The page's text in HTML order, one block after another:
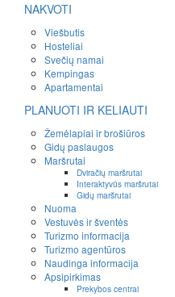
NAKVOTI
Viešbutis
Hosteliai
Svečių namai
Kempingas
Apartamentai
PLANUOTI IR KELIAUTI
Žemėlapiai ir brošiūros
Gidų paslaugos
Maršrutai
Dviračių maršrutai
Interaktyvūs maršrutai
Gidų maršrutai
Nuoma
Vestuvės ir šventės
Turizmo informacija
Turizmo agentūros
Naudinga informacija
Apsipirkimas
Prekybos centrai